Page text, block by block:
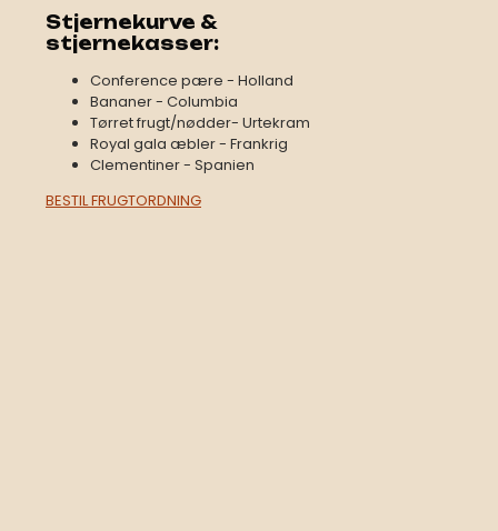
Stjernekurve &
stjernekasser:​​
​​Conference pære - Holland ​
Bananer - Columbia ​
Tørret frugt/nødder- Urtekram ​
Royal gala æbler - Frankrig ​
Clementiner - Spanien
BESTIL FRUGTORDNING